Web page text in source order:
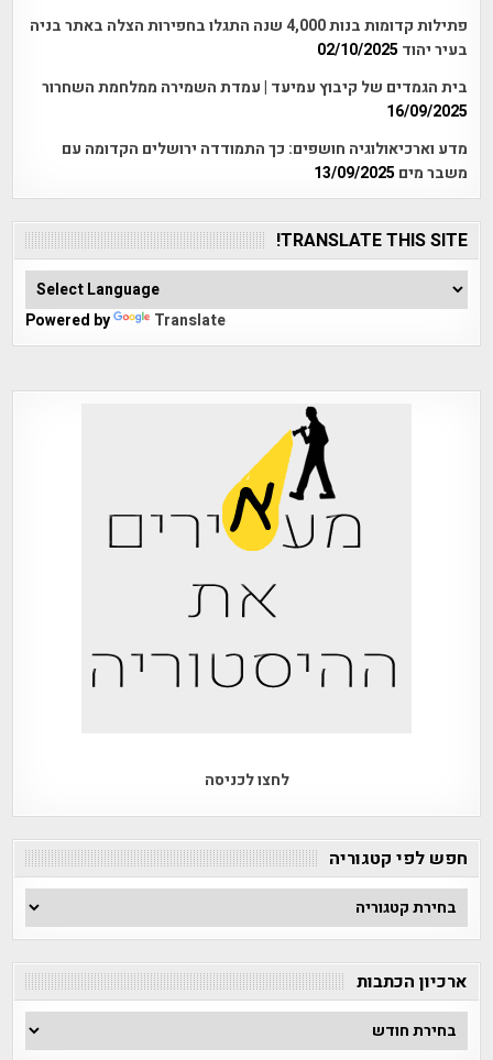
פתילות קדומות בנות 4,000 שנה התגלו בחפירות הצלה באתר בניה
בעיר יהוד 02/10/2025
בית הגמדים של קיבוץ עמיעד | עמדת השמירה ממלחמת השחרור
16/09/2025
מדע וארכיאולוגיה חושפים: כך התמודדה ירושלים הקדומה עם
משבר מים 13/09/2025
TRANSLATE THIS SITE!
Powered by Translate
לחצו לכניסה
חפש לפי קטגוריה
חפש
לפי
ארכיון הכתבות
ארכיון
הכתבות